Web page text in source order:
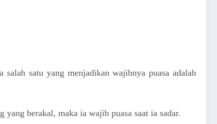
satu yang menjadikan wajibnya puasa adalah
berakal, maka ia wajib puasa saat ia sadar.